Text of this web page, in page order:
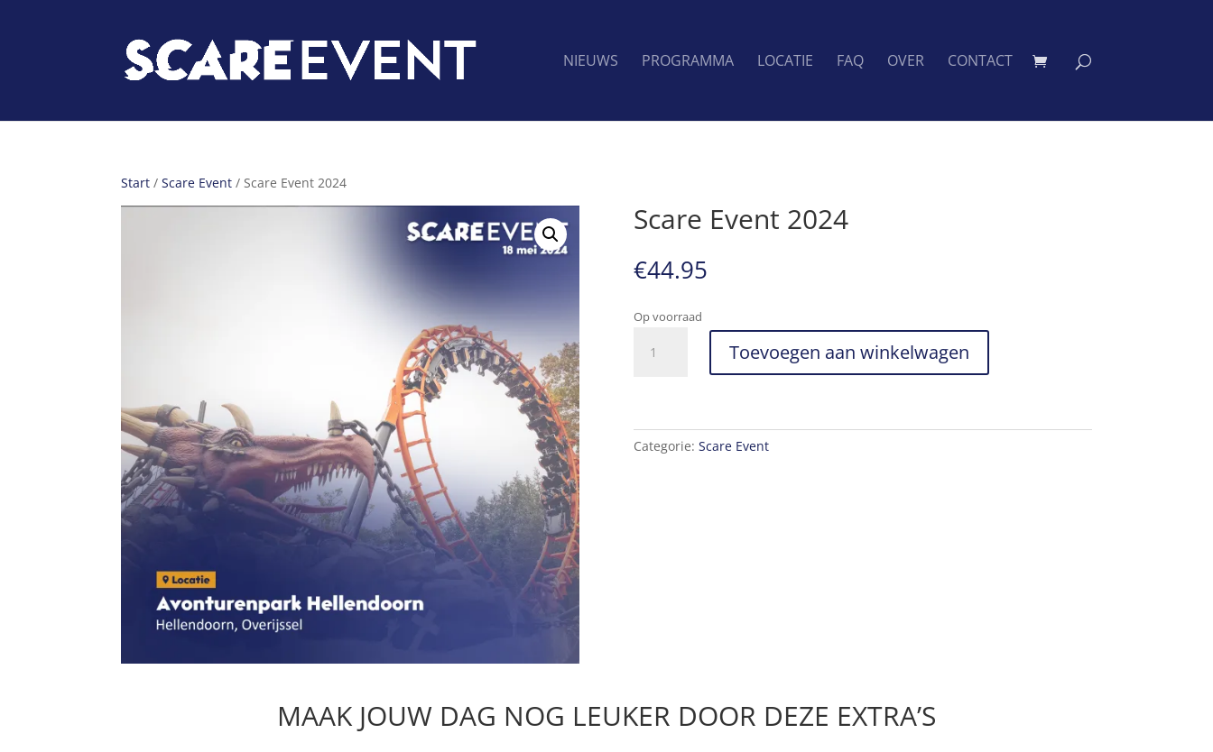
NIEUWS PROGRAMMA LOCATIE FAQ OVER CONTACT
Start /Scare Event / Scare Event 2024
Scare Event 2024
€44.95
Op voorraad
Event
Toevoegen aan winkelwagen
Categorie: Scare Event
MAAK JOUW DAG NOG LEUKER DOOR DEZE EXTRA’S